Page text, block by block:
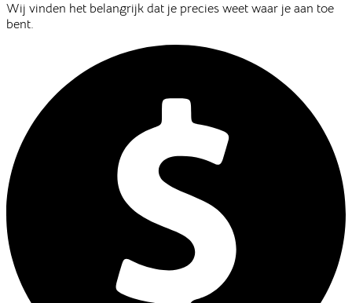
Wij vinden het belangrijk dat je precies weet waar je aan toe
bent.